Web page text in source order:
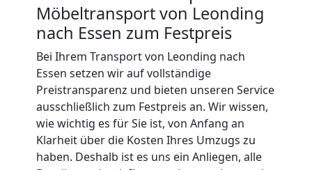
Möbeltransport von Leonding
nach Essen zum Festpreis
Bei Ihrem Transport von Leonding nach
Essen setzen wir auf vollständige
Preistransparenz und bieten unseren Service
ausschließlich zum Festpreis an. Wir wissen,
wie wichtig es für Sie ist, von Anfang an
Klarheit über die Kosten Ihres Umzugs zu
haben. Deshalb ist es uns ein Anliegen, alle
Leonding
Tragehilfe
Leonding
Kleiner